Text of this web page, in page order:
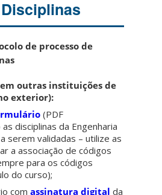
de processo de
outras instituições de
exterior):
(PDF
disciplinas da Engenharia
a serem validadas – utilize as
a associação de códigos
para os códigos
do curso);
comassinatura digital da